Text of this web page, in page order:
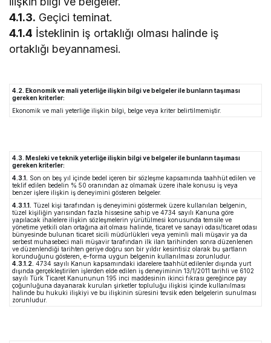
4.1.3. Geçici teminat.
4.1.4 İsteklinin iş ortaklığı olması halinde iş
ortaklığı beyannamesi.
4.2. Ekonomik ve mali yeterliğe ilişkin bilgi ve belgeler ile bunların taşıması
gereken kriterler:
Ekonomik ve mali yeterliğe ilişkin bilgi, belge veya kriter belirtilmemiştir.
4.3. Mesleki ve teknik yeterliğe ilişkin bilgi ve belgeler ile bunların taşıması
gereken kriterler:
4.3.1. Son on beş yıl içinde bedel içeren bir sözleşme kapsamında taahhüt edilen ve
teklif edilen bedelin % 50 oranından az olmamak üzere ihale konusu iş veya
benzer işlere ilişkin iş deneyimini gösteren belgeler.
4.3.1.1. Tüzel kişi tarafından iş deneyimini göstermek üzere kullanılan belgenin,
tüzel kişiliğin yarısından fazla hissesine sahip ve 4734 sayılı Kanuna göre
yapılacak ihalelere ilişkin sözleşmelerin yürütülmesi konusunda temsile ve
yönetime yetkili olan ortağına ait olması halinde, ticaret ve sanayi odası/ticaret odası
bünyesinde bulunan ticaret sicili müdürlükleri veya yeminli mali müşavir ya da
serbest muhasebeci mali müşavir tarafından ilk ilan tarihinden sonra düzenlenen
ve düzenlendiği tarihten geriye doğru son bir yıldır kesintisiz olarak bu şartların
korunduğunu gösteren, e-forma uygun belgenin kullanılması zorunludur.
4.3.1.2. 4734 sayılı Kanun kapsamındaki idarelere taahhüt edilenler dışında yurt
dışında gerçekleştirilen işlerden elde edilen iş deneyiminin 13/1/2011 tarihli ve 6102
sayılı Türk Ticaret Kanununun 195 inci maddesinin ikinci fıkrası gereğince pay
çoğunluğuna dayanarak kurulan şirketler topluluğu ilişkisi içinde kullanılması
halinde bu hukuki ilişkiyi ve bu ilişkinin süresini tevsik eden belgelerin sunulması
zorunludur.